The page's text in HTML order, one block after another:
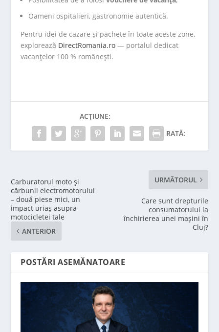
Oameni ospitalieri, gastronomie autentică.
Pentru idei de cazare și pachete în toate aceste zone,
explorează DirectRomania.ro — portalul dedicat
vacanțelor 100 % românești.
ACȚIUNE:
RATĂ:
Carburatorul moto și
cărbunii electromotorului
– două piese mici, un
impact uriaș asupra
motocicletei tale
ANTERIOR
URMĂTORUL
Care sunt drepturile
consumatorului la
închirierea unei mașini în
Cluj?
POSTĂRI ASEMĂNATOARE